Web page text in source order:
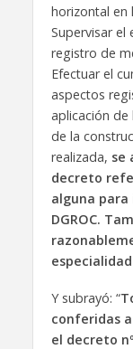
horizontal en
Supervisar el
registro de
Efectuar el
aspectos
aplicación de
de la
realizada, se
decreto
alguna
DGROC.
Y subrayó: “
conferidas
el decreto